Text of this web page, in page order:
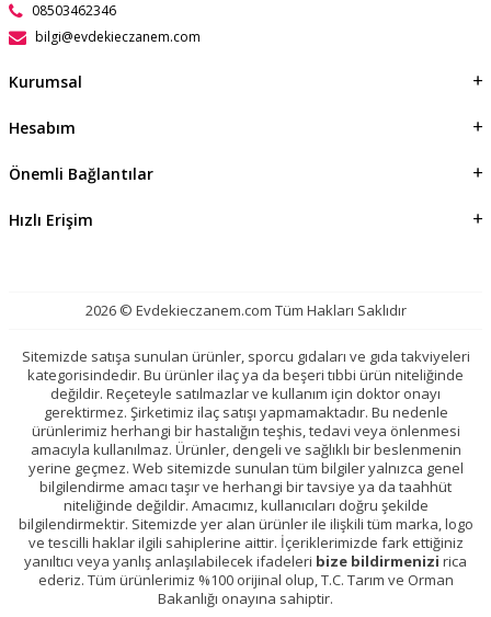
08503462346
bilgi@evdekieczanem.com
Kurumsal
Hesabım
Önemli Bağlantılar
Hızlı Erişim
2026 © Evdekieczanem.com Tüm Hakları Saklıdır
Sitemizde satışa sunulan ürünler, sporcu gıdaları ve gıda takviyeleri
kategorisindedir. Bu ürünler ilaç ya da beşeri tıbbi ürün niteliğinde
değildir. Reçeteyle satılmazlar ve kullanım için doktor onayı
gerektirmez. Şirketimiz ilaç satışı yapmamaktadır. Bu nedenle
ürünlerimiz herhangi bir hastalığın teşhis, tedavi veya önlenmesi
amacıyla kullanılmaz. Ürünler, dengeli ve sağlıklı bir beslenmenin
yerine geçmez. Web sitemizde sunulan tüm bilgiler yalnızca genel
bilgilendirme amacı taşır ve herhangi bir tavsiye ya da taahhüt
niteliğinde değildir. Amacımız, kullanıcıları doğru şekilde
bilgilendirmektir. Sitemizde yer alan ürünler ile ilişkili tüm marka, logo
ve tescilli haklar ilgili sahiplerine aittir. İçeriklerimizde fark ettiğiniz
yanıltıcı veya yanlış anlaşılabilecek ifadeleri bize bildirmenizi rica
ederiz. Tüm ürünlerimiz %100 orijinal olup, T.C. Tarım ve Orman
Bakanlığı onayına sahiptir.